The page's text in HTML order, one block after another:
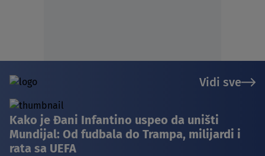
Vidi sve
Kako je Đani Infantino uspeo da uništi
Mundijal: Od fudbala do Trampa, milijardi i
rata sa UEFA